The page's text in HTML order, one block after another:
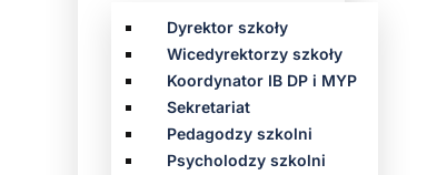
Dyrektor szkoły
Wicedyrektorzy szkoły
Koordynator IB DP i MYP
Sekretariat
Pedagodzy szkolni
Psycholodzy szkolni